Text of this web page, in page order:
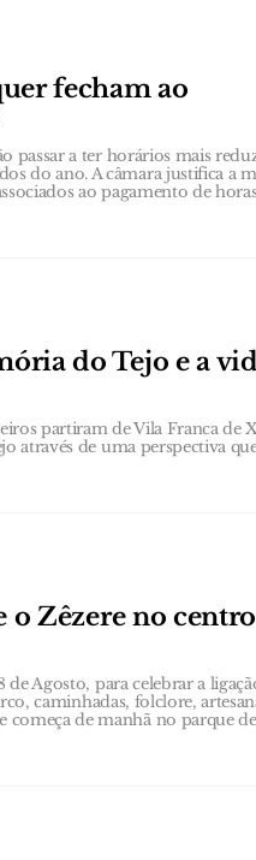
fecham ao
passar a ter horários mais
do ano. A câmara justifica a
ao pagamento de
do Tejo e a
partiram de Vila Franca de
através de uma perspectiva
o Zêzere no
de Agosto, para celebrar a
caminhadas, folclore,
começa de manhã no parque de